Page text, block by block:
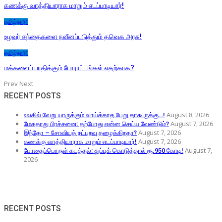
கணக்கு வாத்தியாராக மாறும் எடப்பாடியார்!
தமிழ்நாடு
உழவர் சந்தைகளை நவீனப்படுத்தும் தவெக அரசு!
தமிழ்நாடு
மக்களைப் பாதிக்கும் போராட்டங்கள் எதற்காக?
Prev Next
RECENT POSTS
உலகில் வேறு யாருக்கும் வாய்க்காத பேறு தாகூருக்கு…! August 8, 2026
மேகதாது பிரச்சனை: தற்போது என்ன செய்ய வேண்டும்? August 7, 2026
இந்தோ – சோவியத் நட்புறவு தழைக்கிறதா? August 7, 2026
கணக்கு வாத்தியாராக மாறும் எடப்பாடியார்! August 7, 2026
போதைப்பொருள் கடத்தல்: துப்புக் கொடுத்தால் ரூ.950 கோடி! August 7,
2026
RECENT POSTS